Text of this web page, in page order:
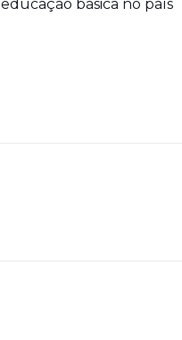
educação básica no país